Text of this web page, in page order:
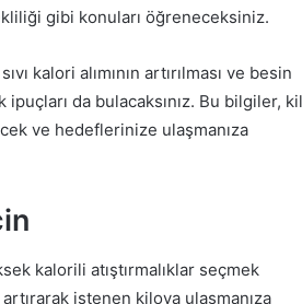
gibi konuları öğreneceksiniz.
kalori alımının artırılması ve besin
da bulacaksınız. Bu bilgiler,
ve hedeflerinize ulaşmanıza
kalorili atıştırmalıklar seçmek
istenen kiloya ulaşmanıza